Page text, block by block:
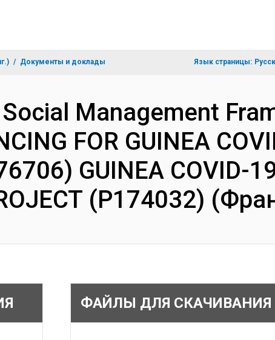
Документы и доклады Язык страницы:
Management
FOR GUINEA
GUINEA COVID-
(P174032)
ФАЙЛЫ ДЛЯ СКАЧИВАНИЯ